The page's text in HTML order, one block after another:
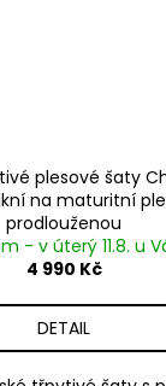
plesové šaty
na maturitní
prodlouženou
- v úterý 11.8. u
4 990 Kč
DETAIL